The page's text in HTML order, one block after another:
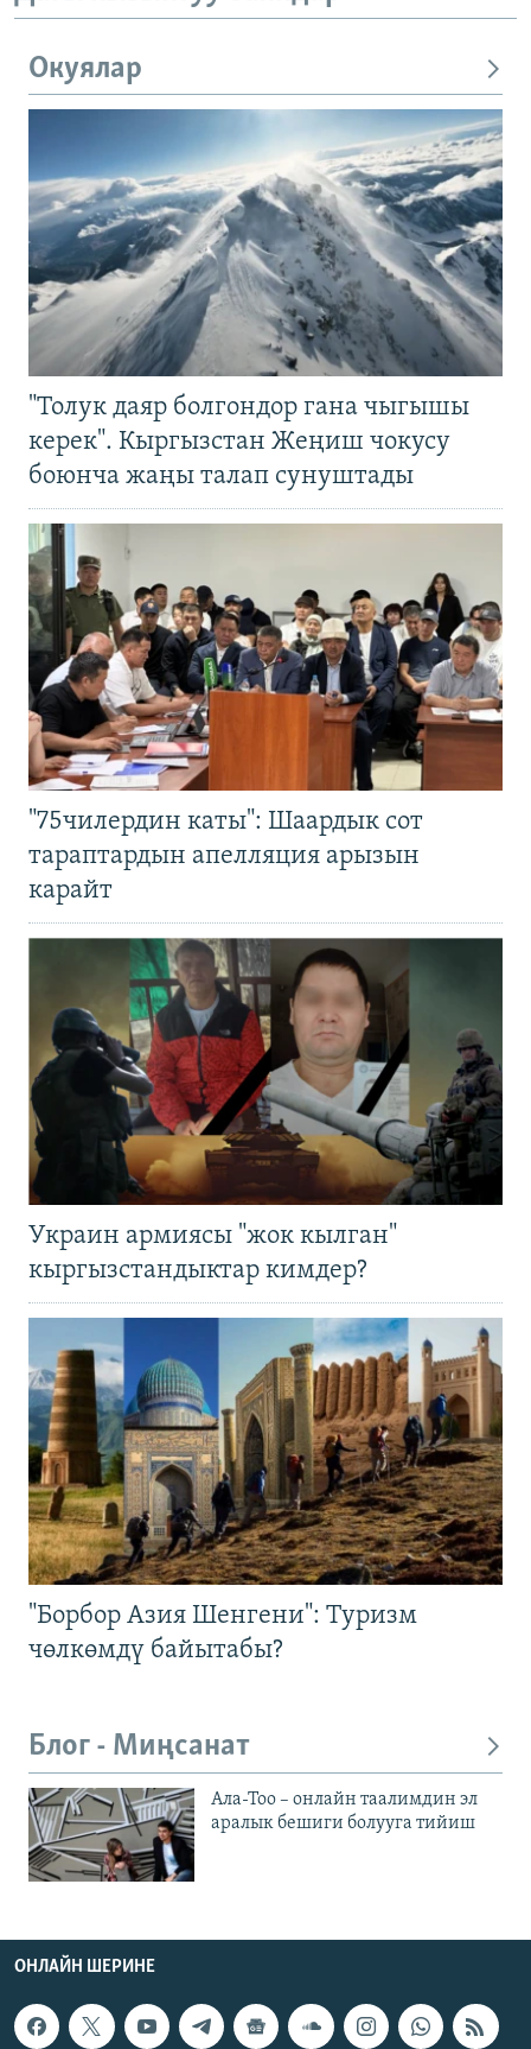
Окуялар
"Толук даяр болгондор гана чыгышы
керек". Кыргызстан Жеңиш чокусу
боюнча жаңы талап сунуштады
"75чилердин каты": Шаардык сот
тараптардын апелляция арызын
карайт
Украин армиясы "жок кылган"
кыргызстандыктар кимдер?
"Борбор Азия Шенгени": Туризм
чөлкөмдү байытабы?
Блог - Миңсанат
Ала-Тоо – онлайн таалимдин эл
аралык бешиги болууга тийиш
ОНЛАЙН ШЕРИНЕ